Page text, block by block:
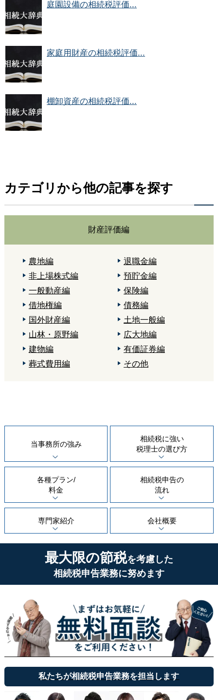
庭園設備の相続税評価...
家庭用財産の相続税評価...
棚卸資産の相続税評価...
カテゴリから他の記事を探す
財産評価編
農地編
退職金編
非上場株式編
預貯金編
一般動産編
保険編
借地権編
債務編
国外財産編
土地一般編
山林・原野編
広大地編
建物編
有価証券編
葬式費用編
その他
当事務所の強み
相続税に強い
税理士の選び方
各種プラン/
料金
相続税申告の
流れ
専門家紹介 会社概要
最大限の節税を考慮した
相続税申告業務に努めます
私たちが相続税申告業務を担当します